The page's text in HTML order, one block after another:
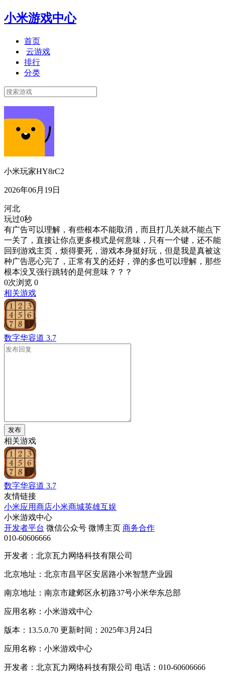
小米游戏中心
首页
云游戏
排行
分类
小米玩家HY8rC2
2026年06月19日
河北
玩过0秒
有广告可以理解，有些根本不能取消，而且打几关就不能点下
一关了，直接让你点更多模式是何意味，只有一个键，还不能
回到游戏主页，烦得要死，游戏本身挺好玩，但是我是真被这
种广告恶心完了，正常有叉的还好，弹的多也可以理解，那些
根本没叉强行跳转的是何意味？？？
0次浏览 0
相关游戏
数字华容道 3.7
发布
相关游戏
数字华容道 3.7
友情链接
小米应用商店小米商城英雄互娱
小米游戏中心
开发者平台 微信公众号 微博主页 商务合作
010-60606666
开发者：北京瓦力网络科技有限公司
北京地址：北京市昌平区安居路小米智慧产业园
南京地址：南京市建邺区永初路37号小米华东总部
应用名称：小米游戏中心
版本：13.5.0.70 更新时间：2025年3月24日
应用名称：小米游戏中心
开发者：北京瓦力网络科技有限公司 电话：010-60606666